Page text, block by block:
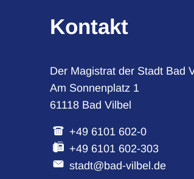
Kontakt
Der Magistrat der Stadt Bad
Am Sonnenplatz 1
61118 Bad Vilbel
+49 6101 602-0
+49 6101 602-303
stadt@bad-vilbel.de